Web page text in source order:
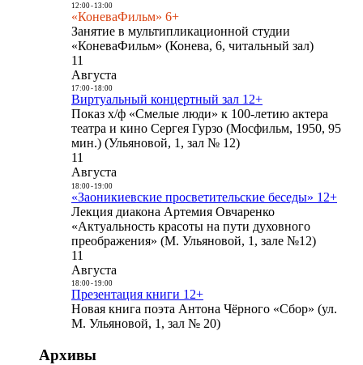
12:00- 13:00
«КоневаФильм» 6+
Занятие в мультипликационной студии
«КоневаФильм» (Конева, 6, читальный зал)
11
Августа
17:00- 18:00
Виртуальный концертный зал 12+
Показ х/ф «Смелые люди» к 100-летию актера
театра и кино Сергея Гурзо (Мосфильм, 1950, 95
мин.) (Ульяновой, 1, зал № 12)
11
Августа
18:00- 19:00
«Заоникиевские просветительские беседы» 12+
Лекция диакона Артемия Овчаренко
«Актуальность красоты на пути духовного
преображения» (М. Ульяновой, 1, зале №12)
11
Августа
18:00- 19:00
Презентация книги 12+
Новая книга поэта Антона Чёрного «Сбор» (ул.
М. Ульяновой, 1, зал № 20)
Архивы